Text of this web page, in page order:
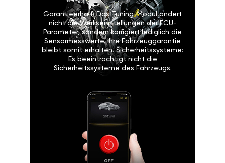
Garantieerhalt: Das Tuning-Modul ändert
nicht die Werkseinstellungen der ECU-
Parameter, sondern korrigiert lediglich die
Sensormesswerte. Ihre Fahrzeuggarantie
bleibt somit erhalten. Sicherheitssysteme:
Es beeinträchtigt nicht die
Sicherheitssysteme des Fahrzeugs.